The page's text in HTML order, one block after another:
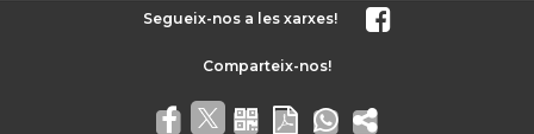
Segueix-nos a les xarxes!